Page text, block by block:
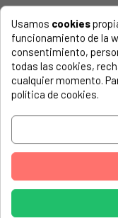
RESISTENCIA
ELECTROLUX,
AEG, S3390KF5
AEG, S3390KF5
AEG,
AEG,
Usamos cookies
funcionamiento de la
consentimiento,
todas las cookies,
cualquier momento.
política de cookies.